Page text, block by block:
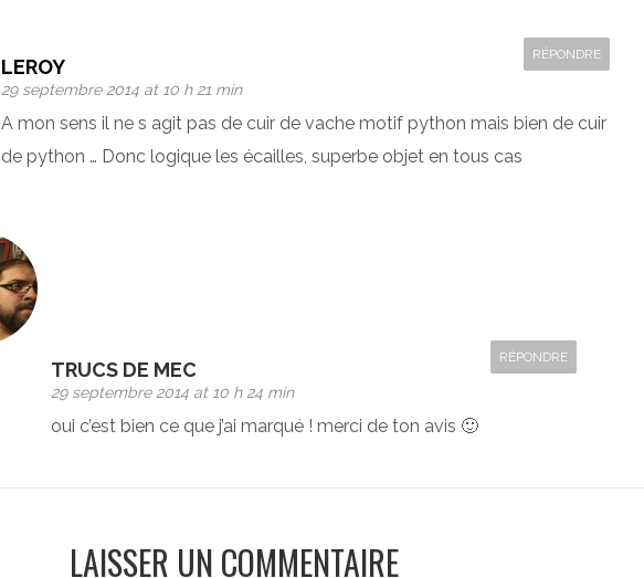
LEROY
29 septembre 2014 at 10 h 21 min
RÉPONDRE
A mon sens il ne s agit pas de cuir de vache motif python mais bien de cuir
de python … Donc logique les écailles, superbe objet en tous cas
TRUCS DE MEC
29 septembre 2014 at 10 h 24 min
RÉPONDRE
oui c’est bien ce que j’ai marqué ! merci de ton avis 🙂
LAISSER UN COMMENTAIRE